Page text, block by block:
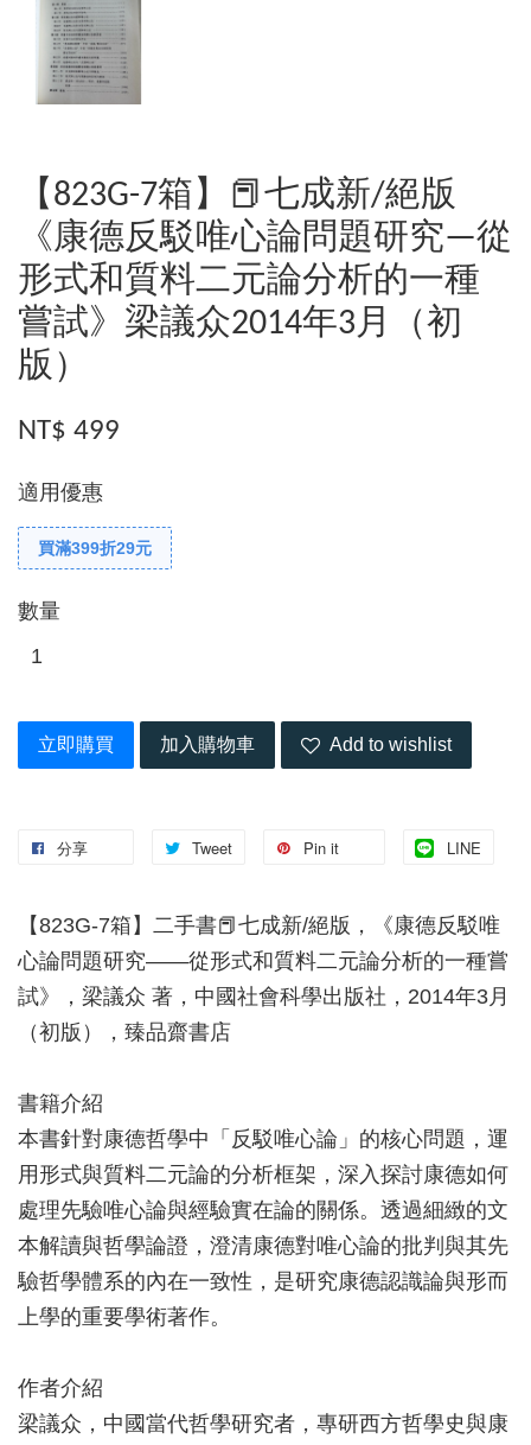
【823G-7箱】📕七成新/絕版
《康德反駁唯心論問題研究—從
形式和質料二元論分析的一種
嘗試》梁議众2014年3月（初
版）
NT$ 499
適用優惠
買滿399折29元
數量
立即購買 加入購物車 Add to wishlist
分享 Tweet Pin it LINE
【823G-7箱】二手書📕七成新/絕版，《康德反駁唯
心論問題研究——從形式和質料二元論分析的一種嘗
試》，梁議众 著，中國社會科學出版社，2014年3月
（初版），臻品齋書店
書籍介紹
本書針對康德哲學中「反駁唯心論」的核心問題，運
用形式與質料二元論的分析框架，深入探討康德如何
處理先驗唯心論與經驗實在論的關係。透過細緻的文
本解讀與哲學論證，澄清康德對唯心論的批判與其先
驗哲學體系的內在一致性，是研究康德認識論與形而
上學的重要學術著作。
作者介紹
梁議众，中國當代哲學研究者，專研西方哲學史與康